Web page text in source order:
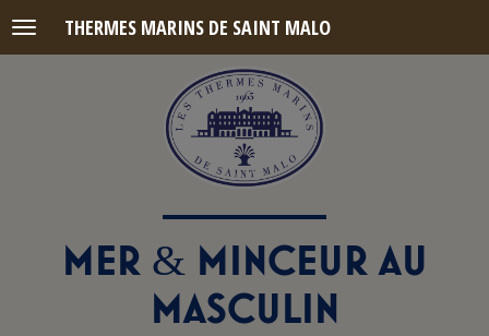
Menu THERMES MARINS DE SAINT MALO
MER &MINCEUR AU
MASCULIN